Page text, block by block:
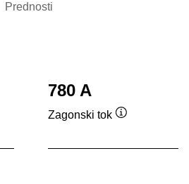
Prednosti
780 A
Zagonski tok